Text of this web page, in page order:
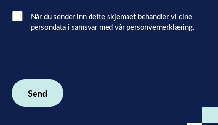
Interacted
Når du sender inn dette skjemaet behandler vi dine
persondata i samsvar med vår personvernerklæring.